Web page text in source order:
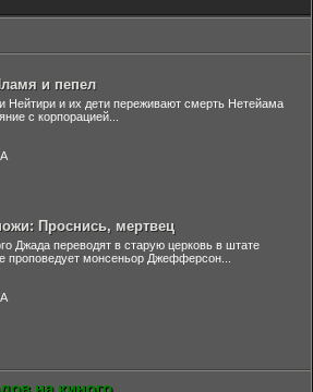
и пепел
Нейтири и их дети переживают смерть Нетейама
с корпорацией...
Проснись, мертвец
Джада переводят в старую церковь в штате
проповедует монсеньор Джефферсон...
на киного